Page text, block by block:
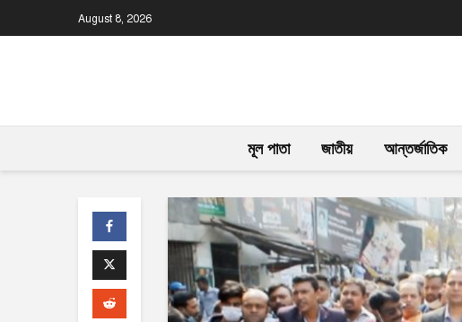
August 8, 2026
মূল পাতা জাতীয় আন্তর্জাতিক